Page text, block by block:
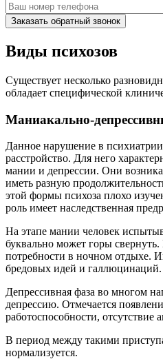
Заказать обратный звонок
Виды психозов
Существует несколько
обладает специфической
Маниакально-
Данное нарушение в
расстройство. Для него
мании и депрессии. Они
иметь разную
этой формы психоза плохо
роль имеет наследственная
На этапе мании человек
буквально может горы
потребности в ночном отдыхе.
бредовых идей и галлюцинаций.
Депрессивная фаза во многом
депрессию. Отмечается
работоспособности, отсутствие
В период между такими
нормализуется.